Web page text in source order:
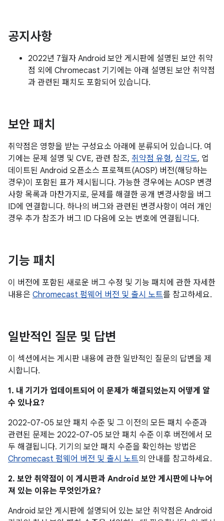
공지사항
2022년 7월자 Android 보안 게시판에 설명된 보안 취약
점 외에 Chromecast 기기에는 아래 설명된 보안 취약점
과 관련된 패치도 포함되어 있습니다.
보안 패치
취약점은 영향을 받는 구성요소 아래에 분류되어 있습니다. 여
기에는 문제 설명 및 CVE, 관련 참조, 취약점 유형, 심각도, 업
데이트된 Android 오픈소스 프로젝트(AOSP) 버전(해당하는
경우)이 포함된 표가 제시됩니다. 가능한 경우에는 AOSP 변경
사항 목록과 마찬가지로, 문제를 해결한 공개 변경사항을 버그
ID에 연결합니다. 하나의 버그와 관련된 변경사항이 여러 개인
경우 추가 참조가 버그 ID 다음에 오는 번호에 연결됩니다.
기능 패치
이 버전에 포함된 새로운 버그 수정 및 기능 패치에 관한 자세한
내용은 Chromecast 펌웨어 버전 및 출시 노트를 참고하세요.
일반적인 질문 및 답변
이 섹션에서는 게시판 내용에 관한 일반적인 질문의 답변을 제
시합니다.
1. 내 기기가 업데이트되어 이 문제가 해결되었는지 어떻게 알
수 있나요?
2022-07-05 보안 패치 수준 및 그 이전의 모든 패치 수준과
관련된 문제는 2022-07-05 보안 패치 수준 이후 버전에서 모
두 해결됩니다. 기기의 보안 패치 수준을 확인하는 방법은
Chromecast 펌웨어 버전 및 출시 노트의 안내를 참고하세요.
2. 보안 취약점이 이 게시판과 Android 보안 게시판에 나누어
져 있는 이유는 무엇인가요?
Android 보안 게시판에 설명되어 있는 보안 취약점은 Android